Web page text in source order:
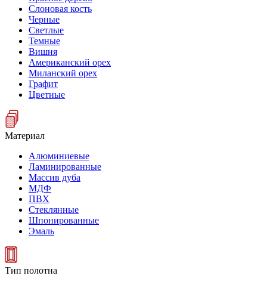
Слоновая кость
Черные
Светлые
Темные
Вишня
Американский орех
Миланский орех
Графит
Цветные
Материал
Алюминиевые
Ламинированные
Массив дуба
МДФ
ПВХ
Стеклянные
Шпонированные
Эмаль
Тип полотна